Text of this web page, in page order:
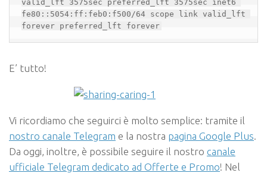
valid_lft 3575sec preferred_lft 3575sec inet6
fe80::5054:ff:feb0:f500/64 scope link valid_lft
forever preferred_lft forever
E’ tutto!
Vi ricordiamo che seguirci è molto semplice: tramite il
nostro canale Telegram e la nostra pagina Google Plus
Da oggi, inoltre, è possibile seguire il nostro canale
ufficiale Telegram dedicato ad Offerte e Promo! Nel